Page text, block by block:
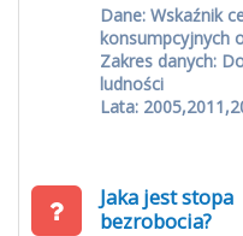
Dane: Wskaźnik
konsumpcyjnych
Zakres danych:
ludności
Lata:
Jaka jest stopa
bezrobocia?